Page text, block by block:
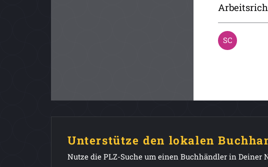
Unterstütze den lokalen
Nutze die PLZ-Suche um einen Buchhändler in Deiner